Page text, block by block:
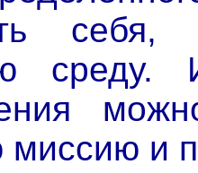
себя,
среду.
и